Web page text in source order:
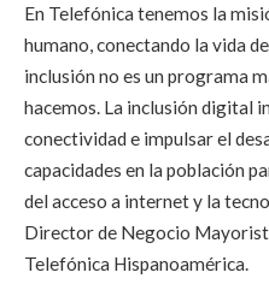
En Telefónica tenemos la
humano, conectando la vida
inclusión no es un programa
hacemos. La inclusión digital
conectividad e impulsar el
capacidades en la población
del acceso a internet y la
Director de Negocio
Telefónica Hispanoamérica.